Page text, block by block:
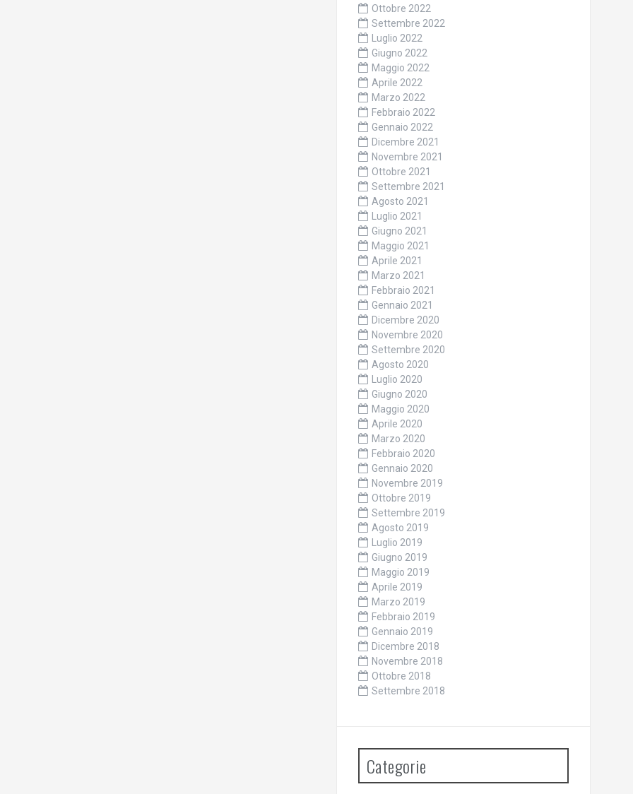
Ottobre 2022
Settembre 2022
Luglio 2022
Giugno 2022
Maggio 2022
Aprile 2022
Marzo 2022
Febbraio 2022
Gennaio 2022
Dicembre 2021
Novembre 2021
Ottobre 2021
Settembre 2021
Agosto 2021
Luglio 2021
Giugno 2021
Maggio 2021
Aprile 2021
Marzo 2021
Febbraio 2021
Gennaio 2021
Dicembre 2020
Novembre 2020
Settembre 2020
Agosto 2020
Luglio 2020
Giugno 2020
Maggio 2020
Aprile 2020
Marzo 2020
Febbraio 2020
Gennaio 2020
Novembre 2019
Ottobre 2019
Settembre 2019
Agosto 2019
Luglio 2019
Giugno 2019
Maggio 2019
Aprile 2019
Marzo 2019
Febbraio 2019
Gennaio 2019
Dicembre 2018
Novembre 2018
Ottobre 2018
Settembre 2018
Categorie